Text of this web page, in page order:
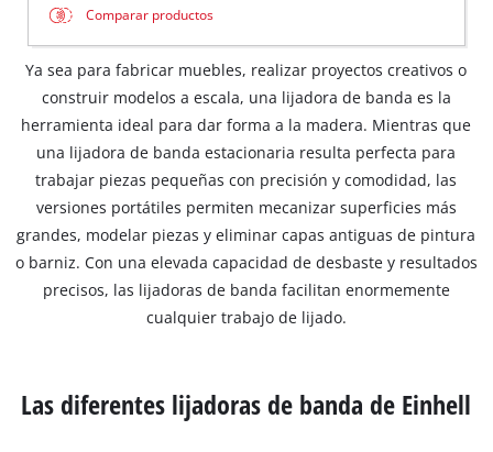
Comparar productos
Ya sea para fabricar muebles, realizar proyectos creativos o
construir modelos a escala, una lijadora de banda es la
herramienta ideal para dar forma a la madera. Mientras que
una lijadora de banda estacionaria resulta perfecta para
trabajar piezas pequeñas con precisión y comodidad, las
versiones portátiles permiten mecanizar superficies más
grandes, modelar piezas y eliminar capas antiguas de pintura
o barniz. Con una elevada capacidad de desbaste y resultados
precisos, las lijadoras de banda facilitan enormemente
cualquier trabajo de lijado.
Las diferentes lijadoras de banda de Einhell